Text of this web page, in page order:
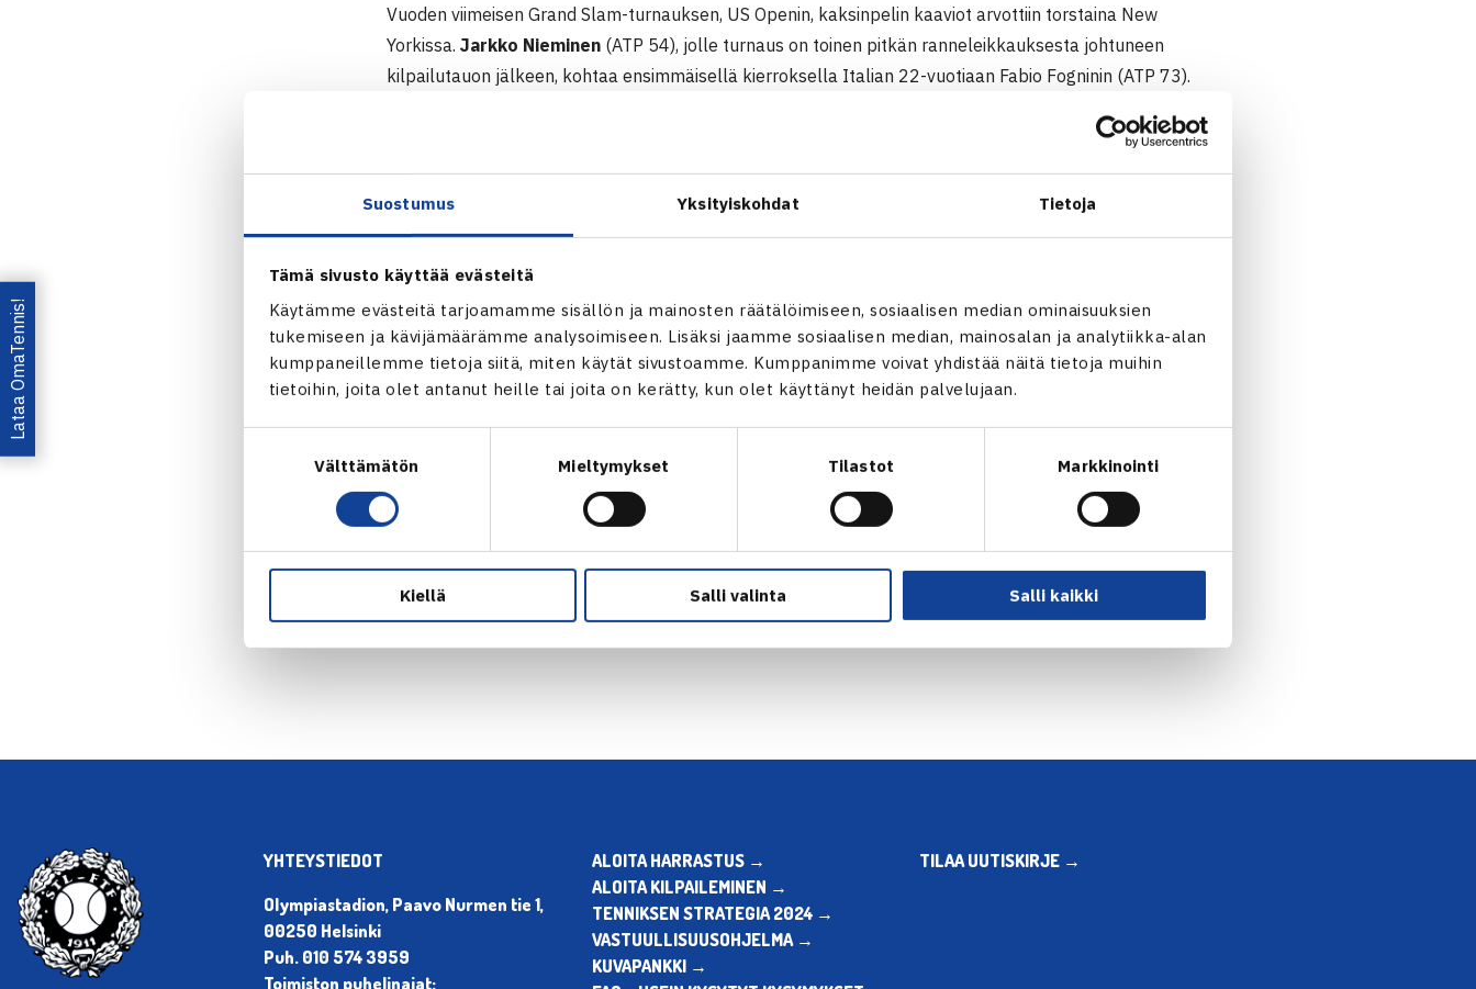
Suostumus Yksityiskohdat Tietoja
Tämä sivusto käyttää evästeitä
Käytämme evästeitä tarjoamamme sisällön ja mainosten räätälöimiseen, sosiaalisen median ominaisuuksien
tukemiseen ja kävijämäärämme analysoimiseen. Lisäksi jaamme sosiaalisen median, mainosalan ja analytiikka-alan
kumppaneillemme tietoja siitä, miten käytät sivustoamme. Kumppanimme voivat yhdistää näitä tietoja muihin
tietoihin, joita olet antanut heille tai joita on kerätty, kun olet käyttänyt heidän palvelujaan.
Välttämätön Mieltymykset Tilastot Markkinointi
Kiellä Salli valinta Salli kaikki
Vuoden viimeisen Grand Slam-turnauksen, US Openin, kaksinpelin kaaviot arvottiin torstaina New
Yorkissa. Jarkko Nieminen (ATP 54), jolle turnaus on toinen pitkän ranneleikkauksesta johtuneen
kilpailutauon jälkeen, kohtaa ensimmäisellä kierroksella Italian 22-vuotiaan Fabio Fogninin (ATP 73).
Laaksonen
Micke Kontinen. Junioriturnauksen pääsarjat pelataan US Openin toisella
viikolla.
US Open
Jarkko Niemisen verkkosivut
Henri Laaksosen verkkosivut
Jaa:
← Edellinen Seuraava uutinen: T.Nieminen loppuottelussa Hollannissa… →
Lataa OmaTennis!
YHTEYSTIEDOT
Olympiastadion, Paavo Nurmen tie 1,
00250 Helsinki
Puh. 010 574 3959
Toimiston puhelinajat:
ALOITA HARRASTUS →
ALOITA KILPAILEMINEN →
TENNIKSEN STRATEGIA 2024 →
VASTUULLISUUSOHJELMA →
KUVAPANKKI →
TILAA UUTISKIRJE →